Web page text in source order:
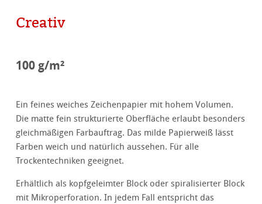
Creativ
100 g/m²
Ein feines weiches Zeichenpapier mit hohem Volumen.
Die matte fein strukturierte Oberfläche erlaubt besonders
gleichmäßigen Farbauftrag. Das milde Papierweiß lässt
Farben weich und natürlich aussehen. Für alle
Trockentechniken geeignet.
Erhältlich als kopfgeleimter Block oder spiralisierter Block
mit Mikroperforation. In jedem Fall entspricht das